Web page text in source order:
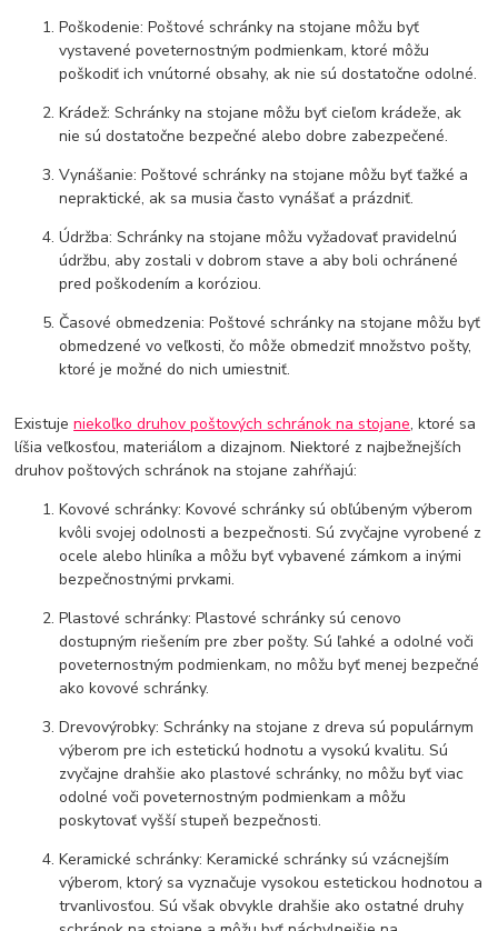
Poškodenie: Poštové schránky na stojane môžu byť
vystavené poveternostným podmienkam, ktoré môžu
poškodiť ich vnútorné obsahy, ak nie sú dostatočne odolné.
Krádež: Schránky na stojane môžu byť cieľom krádeže, ak
nie sú dostatočne bezpečné alebo dobre zabezpečené.
Vynášanie: Poštové schránky na stojane môžu byť ťažké a
nepraktické, ak sa musia často vynášať a prázdniť.
Údržba: Schránky na stojane môžu vyžadovať pravidelnú
údržbu, aby zostali v dobrom stave a aby boli ochránené
pred poškodením a koróziou.
Časové obmedzenia: Poštové schránky na stojane môžu byť
obmedzené vo veľkosti, čo môže obmedziť množstvo pošty,
ktoré je možné do nich umiestniť.
Existujeniekoľko druhov poštových schránok na stojane, ktoré sa
líšia veľkosťou, materiálom a dizajnom. Niektoré z najbežnejších
druhov poštových schránok na stojane zahŕňajú:
Kovové schránky: Kovové schránky sú obľúbeným výberom
kvôli svojej odolnosti a bezpečnosti. Sú zvyčajne vyrobené z
ocele alebo hliníka a môžu byť vybavené zámkom a inými
bezpečnostnými prvkami.
Plastové schránky: Plastové schránky sú cenovo
dostupným riešením pre zber pošty. Sú ľahké a odolné voči
poveternostným podmienkam, no môžu byť menej bezpečné
ako kovové schránky.
Drevovýrobky: Schránky na stojane z dreva sú populárnym
výberom pre ich estetickú hodnotu a vysokú kvalitu. Sú
zvyčajne drahšie ako plastové schránky, no môžu byť viac
odolné voči poveternostným podmienkam a môžu
poskytovať vyšší stupeň bezpečnosti.
Keramické schránky: Keramické schránky sú vzácnejším
výberom, ktorý sa vyznačuje vysokou estetickou hodnotou a
trvanlivosťou. Sú však obvykle drahšie ako ostatné druhy